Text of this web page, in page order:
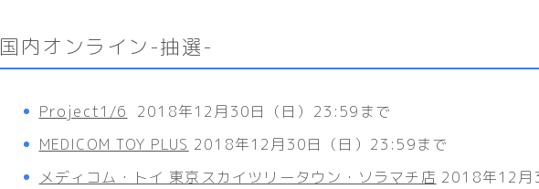
国内オンライン-抽選-
Project1/6
2018年12月30日（日）23:59まで
MEDICOM TOY PLUS 2018年12月30日（日）23:59まで
メディコム・トイ 東京スカイツリータウン・ソラマチ店 2018年12月